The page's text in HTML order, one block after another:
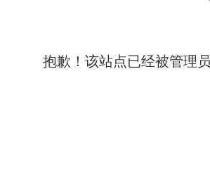
抱歉！该站点已经被管理